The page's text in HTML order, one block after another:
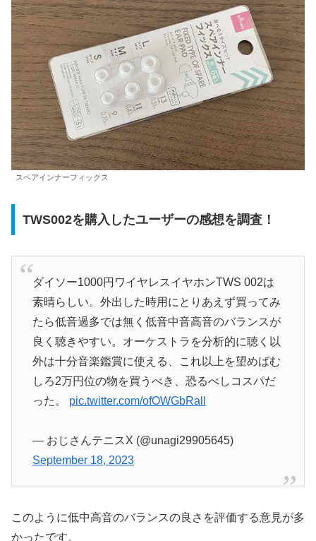
スペアインナーフィックス
TWS002を購入したユーザーの感想を調査！
ダイソー1000円ワイヤレスイヤホンTWS 002は
素晴らしい。外出した時用にとりあえず買ってみ
たら低音過多では無く低音中音高音のバランスが
良く聴きやすい。オーケストラを分析的に聴く以
外は十分音楽鑑賞に使える、これ以上を望めばむ
しろ2万円位の物を買うべき、恐るべしコスパだ
った。 pic.twitter.com/ofOWGbRall
— おじさんテニスX (@unagi29905645)
September 18, 2023
このように低中高音のバランスの良さを評価する意見が多
かったです。